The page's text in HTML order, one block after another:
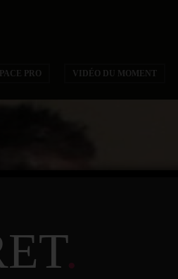
PRO VIDÉO DU MOMENT
.